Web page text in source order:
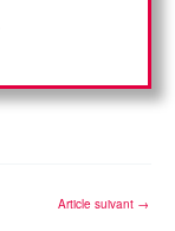
Article suivant →